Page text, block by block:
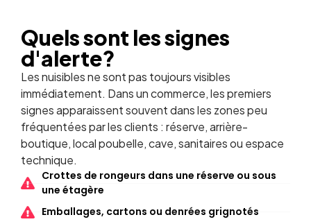
Quels sont les signes
d'alerte?
Les nuisibles ne sont pas toujours visibles
immédiatement. Dans un commerce, les premiers
signes apparaissent souvent dans les zones peu
fréquentées par les clients : réserve, arrière-
boutique, local poubelle, cave, sanitaires ou espace
technique.
Crottes de rongeurs dans une réserve ou sous
une étagère
Emballages, cartons ou denrées grignotés